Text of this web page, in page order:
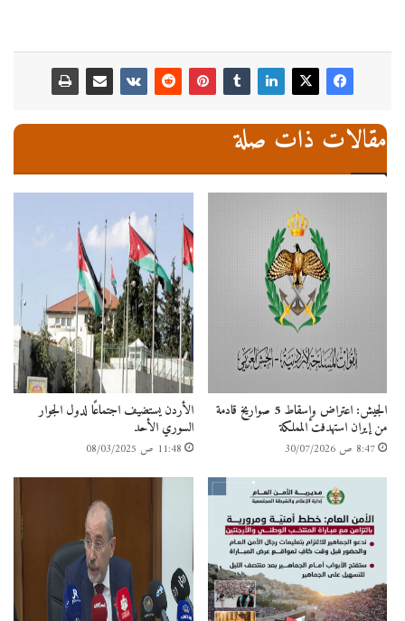
مقالات ذات صلة
الجيش: اعتراض وإسقاط 5 صواريخ قادمة
من إيران استهدفت المملكة
8:47 ص 30/07/2026
الأردن يستضيف اجتماعًا لدول الجوار
السوري الأحد
11:48 ص 08/03/2025